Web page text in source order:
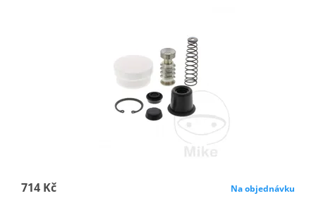
714 Kč Na objednávku